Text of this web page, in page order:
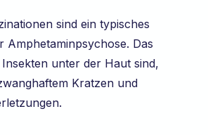
sind ein typisches
Amphetaminpsychose. Das
unter der Haut sind,
Kratzen und